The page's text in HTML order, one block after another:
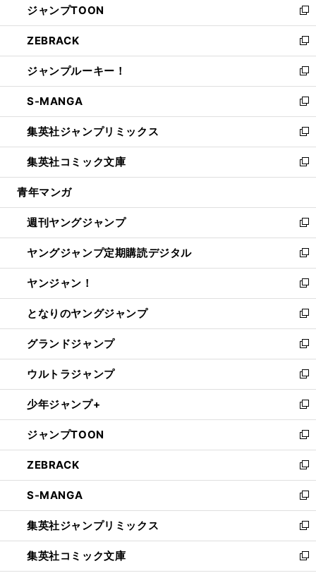
く
で
開
く
ド
ウ
で
開
く
ィ
ン
ド
ウ
で
開
く
い
ウ
ィ
ン
ド
ウ
で
開
く
ジャンプTOON
新
し
い
ウ
ィ
ン
ド
ウ
で
開
く
ZEBRACK
新
し
い
ウ
ィ
ン
ド
ウ
で
開
ジャンプルーキー！
新
し
い
ウ
ィ
ン
ド
ウ
開
く
S-MANGA
新
し
い
ウ
ィ
ン
ウ
で
開
く
集英社ジャンプリミックス
新
し
い
ウ
ン
ド
ウ
で
開
く
集英社コミック文庫
新
し
ウ
ィ
ン
ド
ウ
で
開
く
青年マンガ
週刊ヤングジャンプ
新
し
い
ウ
ィ
ン
ド
ウ
で
開
く
ヤングジャンプ定期購読デジタル
新
し
い
ウ
ィ
ン
ド
ウ
で
開
く
ヤンジャン！
新
し
い
ウ
ィ
ン
ド
ウ
で
開
く
となりのヤングジャンプ
新
し
い
ウ
ィ
ン
ド
ウ
で
開
く
グランドジャンプ
新
し
い
ウ
ィ
ン
ド
ウ
で
開
く
ウルトラジャンプ
新
し
い
ウ
ィ
ン
ド
ウ
で
開
く
少年ジャンプ+
新
し
い
ウ
ィ
ン
ド
ウ
で
開
く
ジャンプTOON
新
し
い
ウ
ィ
ン
ド
ウ
で
ZEBRACK
新
し
い
ウ
ィ
ン
ド
S-MANGA
新
し
い
ウ
ィ
集英社ジャンプリミックス
新
し
い
集英社コミック文庫
新